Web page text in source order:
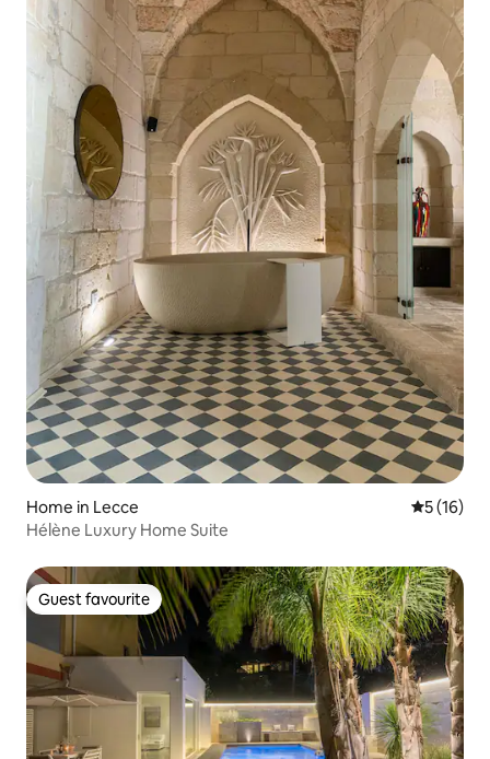
Home in Lecce 5 out of 5
5 (16)
Hélène Luxury Home Suite
Guest favourite
Guest favourite